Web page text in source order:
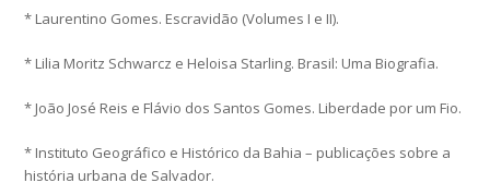
* Laurentino Gomes. Escravidão (Volumes I e II).
* Lilia Moritz Schwarcz e Heloisa Starling. Brasil: Uma Biografia.
* João José Reis e Flávio dos Santos Gomes. Liberdade por um Fio.
* Instituto Geográfico e Histórico da Bahia – publicações sobre a
história urbana de Salvador.